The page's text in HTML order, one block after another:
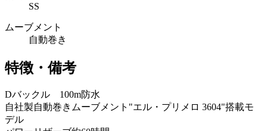
SS
ムーブメント
自動巻き
特徴・備考
Dバックル 100m防水
自社製自動巻きムーブメント"エル・プリメロ 3604"搭載モ
デル